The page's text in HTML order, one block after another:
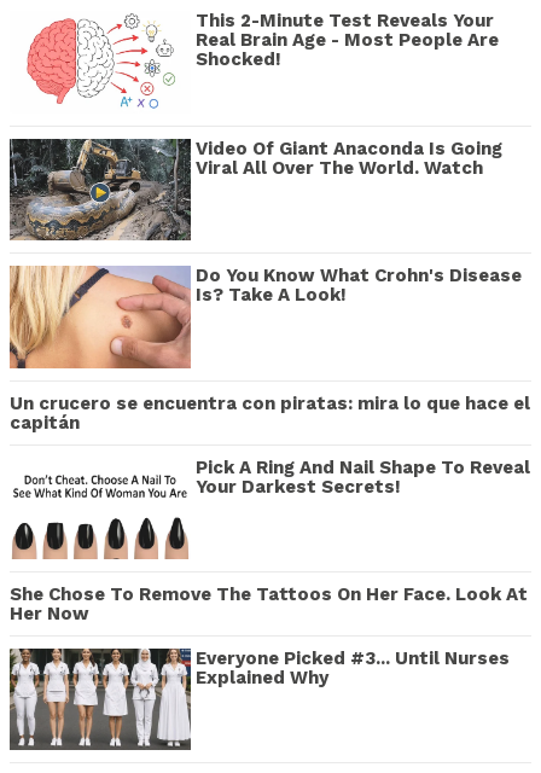
This 2-Minute Test Reveals Your
Real Brain Age - Most People Are
Shocked!
Video Of Giant Anaconda Is Going
Viral All Over The World. Watch
Do You Know What Crohn's Disease
Is? Take A Look!
Un crucero se encuentra con piratas: mira lo que hace el
capitán
Pick A Ring And Nail Shape To Reveal
Your Darkest Secrets!
She Chose To Remove The Tattoos On Her Face. Look At
Her Now
Everyone Picked #3... Until Nurses
Explained Why